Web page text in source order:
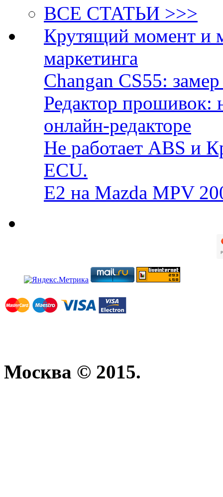
ВСЕ СТАТЬИ >>>
Крутящий момент и
маркетинга
Changan CS55:
Редактор прошивок:
онлайн-редакторе
Не работает ABS и
ECU.
E2 на Mazda MPV
Москва © 2015.